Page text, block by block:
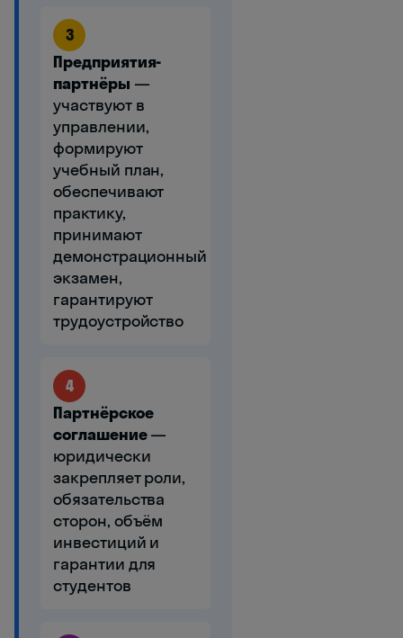
3
Предприятия-
партнёры —
участвуют в
управлении,
формируют
учебный план,
обеспечивают
практику,
принимают
демонстрационный
экзамен,
гарантируют
трудоустройство
4
Партнёрское
соглашение—
юридически
закрепляет роли,
обязательства
сторон, объём
инвестиций и
гарантии для
студентов